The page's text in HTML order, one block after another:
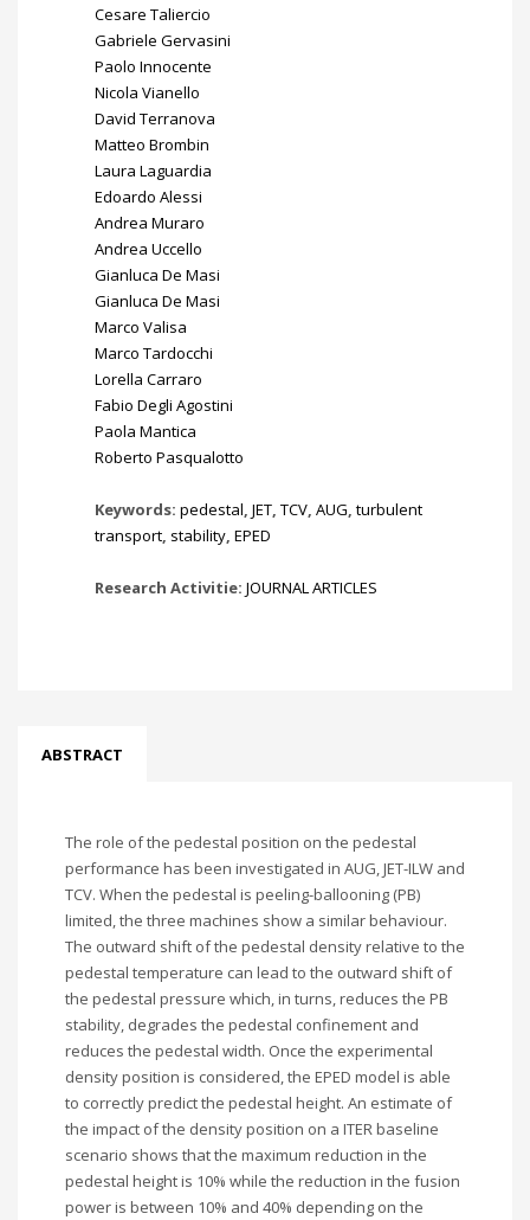
Cesare Taliercio
Gabriele Gervasini
Paolo Innocente
Nicola Vianello
David Terranova
Matteo Brombin
Laura Laguardia
Edoardo Alessi
Andrea Muraro
Andrea Uccello
Gianluca De Masi
Gianluca De Masi
Marco Valisa
Marco Tardocchi
Lorella Carraro
Fabio Degli Agostini
Paola Mantica
Roberto Pasqualotto
Keywords: pedestal, JET, TCV, AUG, turbulent
transport, stability, EPED
Research Activitie: JOURNAL ARTICLES
ABSTRACT
The role of the pedestal position on the pedestal
performance has been investigated in AUG, JET-ILW and
TCV. When the pedestal is peeling-ballooning (PB)
limited, the three machines show a similar behaviour.
The outward shift of the pedestal density relative to the
pedestal temperature can lead to the outward shift of
the pedestal pressure which, in turns, reduces the PB
stability, degrades the pedestal confinement and
reduces the pedestal width. Once the experimental
density position is considered, the EPED model is able
to correctly predict the pedestal height. An estimate of
the impact of the density position on a ITER baseline
scenario shows that the maximum reduction in the
pedestal height is 10% while the reduction in the fusion
power is between 10% and 40% depending on the